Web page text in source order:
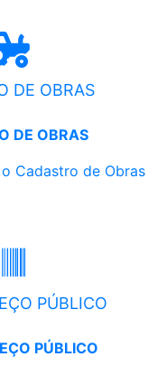
DE OBRAS
DE OBRAS
Cadastro de Obras
PÚBLICO
PÚBLICO